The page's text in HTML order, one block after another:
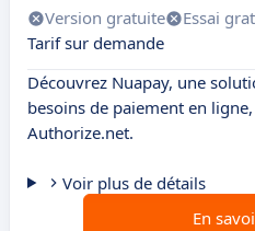
Version gratuite Essai
Tarif sur demande
Découvrez Nuapay, une
besoins de paiement en
Authorize.net.
Voir plus de détails
En